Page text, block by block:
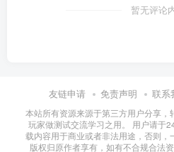
暂无评论
友链申请 免责声明 联系
本站所有资源来源于第三方用户分享，
玩家做测试交流学习之用。 用户请于
载内容用于商业或者非法用途，否则，
版权归原作者享有，如有不合规合法